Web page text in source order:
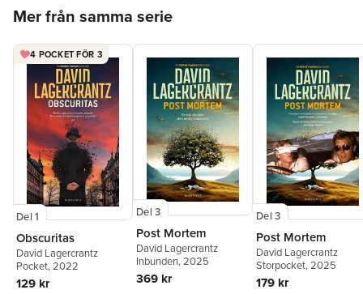
Mer från samma serie
4 POCKET FÖR 3
Del 1
Obscuritas
David Lagercrantz
Pocket, 2022
129 kr
Del 3
Post Mortem
David Lagercrantz
Inbunden, 2025
369 kr
Del 3
Post Mortem
David Lagercrantz
Storpocket, 2025
179 kr